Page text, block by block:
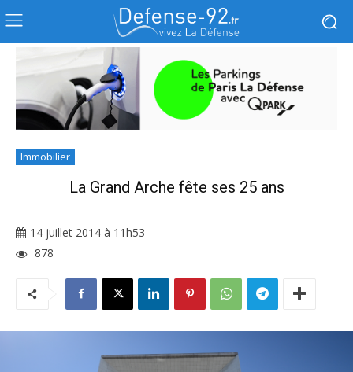
Immobilier
La Grand Arche fête ses 25 ans
14 juillet 2014 à 11h53
878